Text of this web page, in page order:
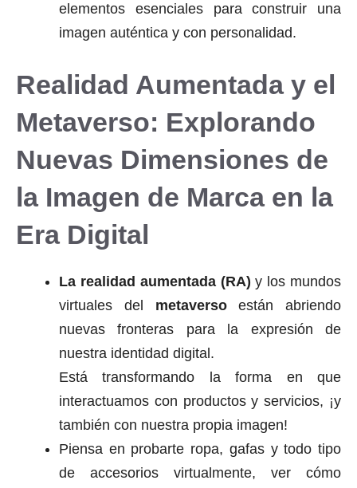
elementos esenciales para construir una
imagen auténtica y con personalidad.
Realidad Aumentada y el
Metaverso: Explorando
Nuevas Dimensiones de
la Imagen de Marca en la
Era Digital
La realidad aumentada (RA)y los mundos
virtuales del metaversoestán abriendo
nuevas fronteras para la expresión de
nuestra identidad digital.
Está transformando la forma en que
interactuamos con productos y servicios, ¡y
también con nuestra propia imagen!
Piensa en probarte ropa, gafas y todo tipo
de accesorios virtualmente, ver cómo